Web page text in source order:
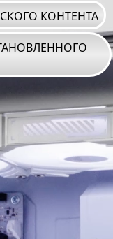
КОНТЕНТА